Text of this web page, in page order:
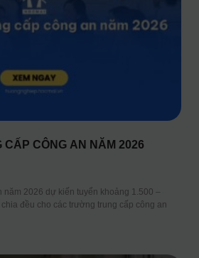
CẤP CÔNG AN NĂM 2026
năm 2026 dự kiến tuyển khoảng 1.500 –
đều cho các trường trung cấp công an